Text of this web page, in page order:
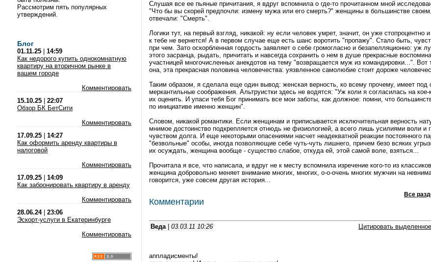
Рассмотрим пять популярных
утверждений.
Блог
01.11.25
14:59
Как недорого купить однокомнатную
квартиру на вторичном рынке в
вашем городе
Комментировать
15.10.25
22:07
Обзор БК БетСити
Комментировать
17.09.25
14:27
Как оформить аренду квартиры в
налоговой
Комментировать
17.09.25
14:09
Как забронировать квартиру в аренду
Комментировать
28.06.24| 23:06
Эскорт-услуги в Екатеринбурге
Комментировать
Слушая все ее пьяные причитания, я вдруг вспомнила о где-то прочитанном мной
"Что бы вы скорей предпочли: измену мужа или его смерть?" женщины в большинстве
отвечали: "Смерть".
Логики тут, на первый взгляд, никакой: ну если человек умрет, значит, он уже стопроцентно
к тебе не вернется! А в первом случае еще есть шанс воротить "пропажу". Стало быть,
при чем. Зато оскорбленная гордость заявляет о себе громогласно и безапелляционно: уж
этого засранца, рыдать, причитать и навсегда сохранить о нем в душе прекрасные
участницей многочисленных анекдотов на тему "возвращается муж из командировки...". Вот
она, эта прекрасная половина человечества: уязвленное самолюбие стоит дороже
Таким образом, я сделала еще один вывод: женская верность, ко всему прочему, имеет под
меркантильные соображения. Альтруистки здесь не водятся: "Уж коли я согласилась на
их оценить. И упаси тебя Бог принимать все мои заботы, как должное: помни, что
по инициативе именно женщин".
Словом, никакой романтики. Если женщинам и приписывается исключительная верность
мнимое достоинство подкрепляется отнюдь не физиологией, а всего лишь усилиями воли и
чувством долга. И еще некоторыми опасениями насчет неадекватной реакции постоянного
"безвольные" особы, иногда позволяющие себе чуть-чуть лишнего, причем безо всяких
их осуждать, женщина вообще - существо слабое, откуда ей, этой самой воле, взяться...
Прочитала я все, что написала, и вдруг не к месту вспомнила изречение кого-то из
женщина добровольно меняет внимание многих, многих, о-о-очень многих мужчин на
говорится, уже совсем другая история...
Все
Комментарии
Веда 03.03.11 10:26 Цитировать выделенное
аппладисменты!